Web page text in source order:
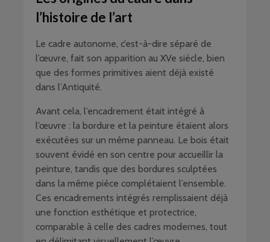
l’histoire de l’art
Le cadre autonome, c’est-à-dire séparé de
l’œuvre, fait son apparition au XVe siècle, bien
que des formes primitives aient déjà existé
dans l’Antiquité.
Avant cela, l’encadrement était intégré à
l’œuvre : la bordure et la peinture étaient alors
exécutées sur un même panneau. Le bois était
souvent évidé en son centre pour accueillir la
peinture, tandis que des bordures sculptées
dans la même pièce complétaient l’ensemble.
Ces encadrements intégrés remplissaient déjà
une fonction esthétique et protectrice,
comparable à celle des cadres modernes, tout